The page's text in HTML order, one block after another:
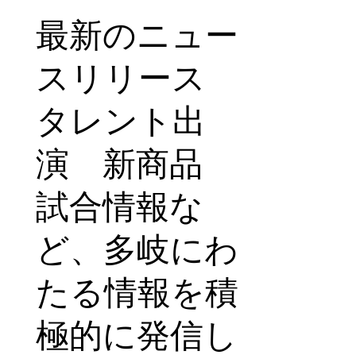
最新のニュー
スリリース
タレント出
演 新商品
試合情報な
ど、多岐にわ
たる情報を積
極的に発信し